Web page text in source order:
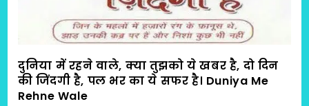
दुनिया में रहने वाले, क्या तुझको ये खबर है, दो दिन
की जिंदगी है, पल भर का ये सफर है। Duniya Me
Rehne Wale